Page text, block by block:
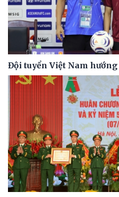
Đội tuyển Việt Nam